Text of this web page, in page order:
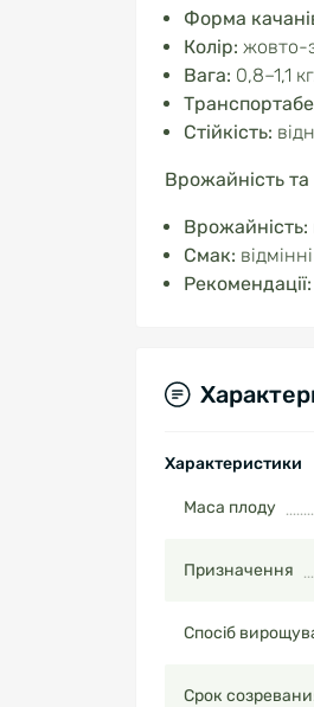
Форма
Колір: жовто-
Вага: 0,8–1,1
Стійкість:
Врожайність
Врожайність:
Смак:
Рекомендації:
Характеристики
Маса плоду
Призначення
Спосіб
Срок